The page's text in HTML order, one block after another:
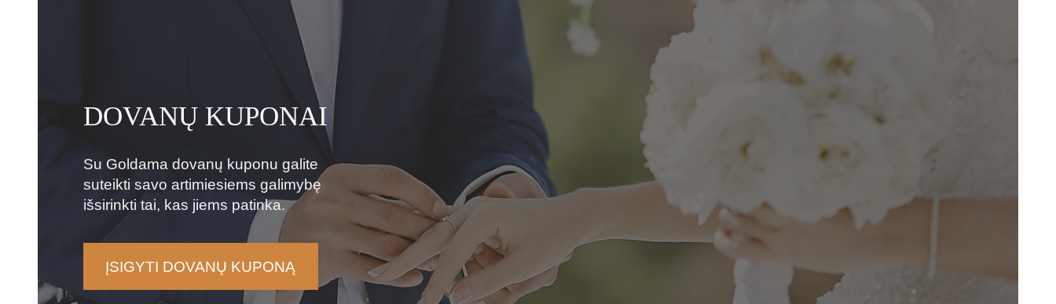
DOVANŲ KUPONAI
Su Goldama dovanų kuponu galite
suteikti savo artimiesiems galimybę
išsirinkti tai, kas jiems patinka.
ĮSIGYTI DOVANŲ KUPONĄ